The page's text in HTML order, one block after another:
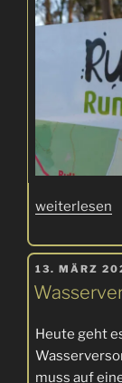
„„RuHe-
–
Meine
ganz
Empfehlung!“
weiterlesen
AM
13. MÄRZ
Heute geht
muss auf